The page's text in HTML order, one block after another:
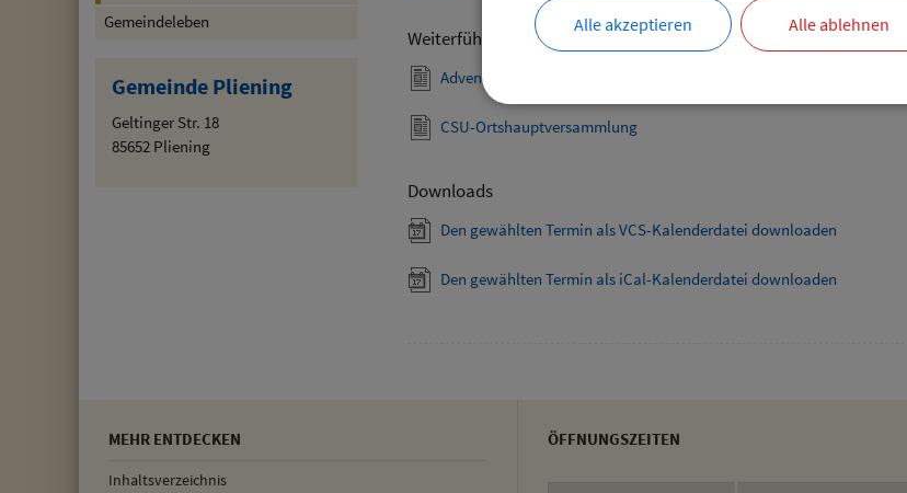
Gemeindeleben
Gemeinde Pliening
Geltinger Str. 18
85652 Pliening
Weiterführende Links
Adventsmarkt Hofladen Burghart
CSU-Ortshauptversammlung
Downloads
Den gewählten Termin als VCS-Kalenderdatei downloaden
Den gewählten Termin als iCal-Kalenderdatei downloaden
MEHR ENTDECKEN
Inhaltsverzeichnis
ÖFFNUNGSZEITEN
Alle akzeptieren Alle ablehnen